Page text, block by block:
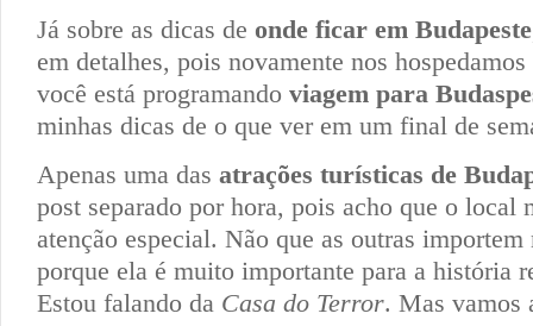
Já sobre as dicas de onde ficar em Budapeste
em detalhes, pois novamente nos
você está programando viagem para
minhas dicas de o que ver em um final de
Apenas uma das atrações turísticas de
post separado por hora, pois acho que o local
atenção especial. Não que as outras importem
porque ela é muito importante para a história
Estou falando da Casa do Terror. Mas vamos